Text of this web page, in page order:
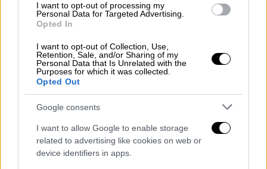
I want to opt-out of processing my
Personal Data for Targeted Advertising.
Opted In
I want to opt-out of Collection, Use,
Retention, Sale, and/or Sharing of my
Personal Data that Is Unrelated with the
Purposes for which it was collected.
Opted Out
Google consents
I want to allow Google to enable storage
related to advertising like cookies on web or
device identifiers in apps.
της ΕΛ.ΑΣ ακολούθησαν το αυτοκίνητοπου
ανέπτυξεπολύ μεγάλη ταχύτητα
Το όχημα κινήθηκε στηνΑττική Οδό,με
κατεύθυνση προς την
και όχι μόνο
δεν σταμάτησε σε
δεύτερο έλεγχο
της
ΕΛ.ΑΣαλλά έσπασε και τιςμπάρες των
διοδίων, αναφέρει ηΕΡΤ